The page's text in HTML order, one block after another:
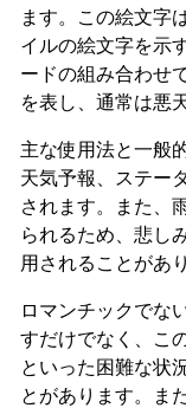
ます。この絵文字
イルの絵文字を示
ードの組み合わせ
を表し、通常は悪
主な使用法と一般
天気予報、ステー
されます。また、
られるため、悲し
用されることがあ
ロマンチックでな
すだけでなく、こ
といった困難な状
とがあります。ま